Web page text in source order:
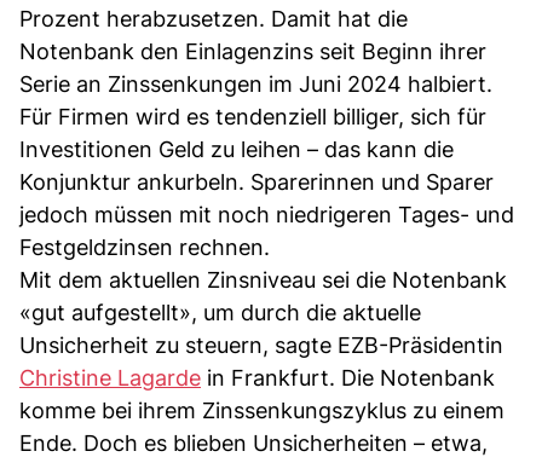
Prozent herabzusetzen. Damit hat die
Notenbank den Einlagenzins seit Beginn ihrer
Serie an Zinssenkungen im Juni 2024 halbiert.
Für Firmen wird es tendenziell billiger, sich für
Investitionen Geld zu leihen – das kann die
Konjunktur ankurbeln. Sparerinnen und Sparer
jedoch müssen mit noch niedrigeren Tages- und
Festgeldzinsen rechnen.
Mit dem aktuellen Zinsniveau sei die Notenbank
«gut aufgestellt», um durch die aktuelle
Unsicherheit zu steuern, sagte EZB-Präsidentin
Christine Lagarde in Frankfurt. Die Notenbank
komme bei ihrem Zinssenkungszyklus zu einem
Ende. Doch es blieben Unsicherheiten – etwa,